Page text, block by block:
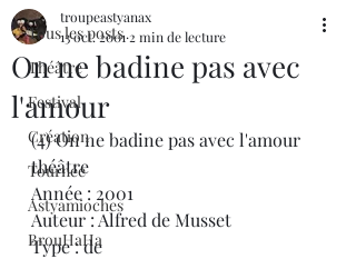
Tous les posts
Théâtre
Festival
Création
Tournée
Astyamioches
BrouHaHa
On ne badine pas avec
l'amour
troupeastyanax
13 oct. 2001 2 min de lecture
(4) On ne badine pas avec l'amour
théâtre
Année : 2001
Auteur : Alfred de Musset
Type : de